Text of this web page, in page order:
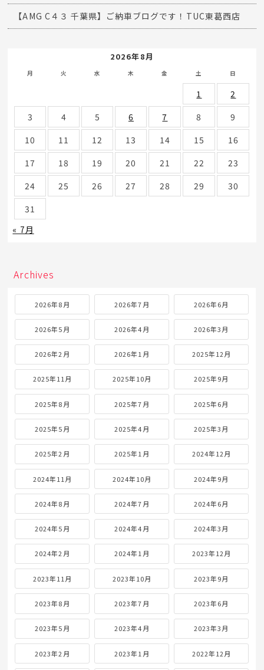
【AMG C４３ 千葉県】ご納車ブログです！TUC東葛西店
2026年8月
月 火 水 木 金 土 日
1
2
3
4 5 6 7 8
9
10
11 12 13 14 15
16
17
18 19 20 21 22
23
24
25 26 27 28 29
30
31
« 7月
Archives
2026年8月 2026年7月 2026年6月
2026年5月 2026年4月 2026年3月
2026年2月 2026年1月 2025年12月
2025年11月 2025年10月 2025年9月
2025年8月 2025年7月 2025年6月
2025年5月 2025年4月 2025年3月
2025年2月 2025年1月 2024年12月
2024年11月 2024年10月 2024年9月
2024年8月 2024年7月 2024年6月
2024年5月 2024年4月 2024年3月
2024年2月 2024年1月 2023年12月
2023年11月 2023年10月 2023年9月
2023年8月 2023年7月 2023年6月
2023年5月 2023年4月 2023年3月
2023年2月 2023年1月 2022年12月